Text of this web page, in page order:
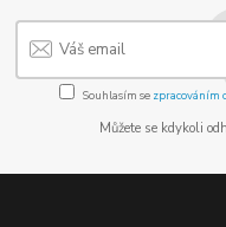
Souhlasím se zpracováním
Můžete se kdykoli